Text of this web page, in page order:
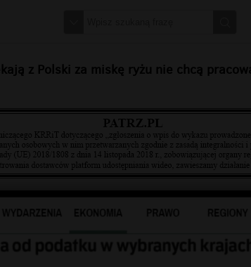
z Polski za miskę ryżu nie chcą